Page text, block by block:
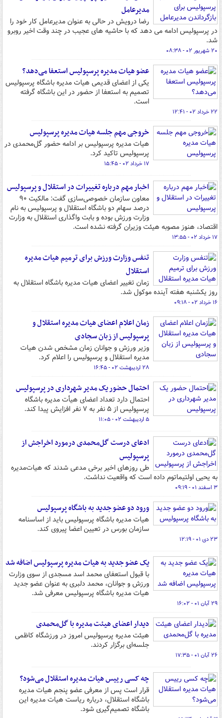
مدیرعامل
رضا درویش در حالی به عنوان مدیرعامل کار خود را
در پرسپولیس ادامه می دهد که با حاشیه های عجیب در چند وقت اخیر روبرو
شد.
۲۰ شهریور ۰۲ - ۰۸:۳۸
عضو هیات مدیره پرسپولیس استعفا می‌دهد؟
یکی از اعضای قدیمی هیات مدیره باشگاه پرسپولیس
تصمیم به استعفا از حضور در این باشگاه گرفته
است.
۲۲ خرداد ۰۲ - ۱۲:۴۱
خروجی مهم جلسه هیات مدیره پرسپولیس
هیات مدیره پرسپولیس بر ادامه حضور گل‌محمدی در
پرسپولیس تاکید کرد.
۱۷ خرداد ۰۲ - ۱۵:۴۵
اخبار مهم درباره تغییرات در استقلال و پرسپولیس
معاون سازمان خصوصی‌سازی گفت: مالکیت ۹۰
درصد سهام دو باشگاه استقلال و پرسپولیس به نام
وزارت ورزش بوده و بابت واگذاری استقلال به وزارت
اقتصاد، هنوز مصوبه هیئت وزیران گرفته نشده است.
۱۷ خرداد ۰۲ - ۱۳:۵۵
تنفس وزارت ورزش برای ترمیم هیات مدیره
استقلال
زمان تغییر اعضای هیات مدیره باشگاه استقلال به
روز یکشنبه هفته آینده موکول شد.
۱۶ خرداد ۰۲ - ۰۹:۱۸
زمان اعلام اعضای هیات مدیره استقلال و
پرسپولیس از زبان سجادی
وزیر ورزش و جوانان زمان مشخص شدن هیات
مدیره استقلال و پرسپولیس را اعلام کرد.
۲۸ اردیبهشت ۰۲ - ۱۶:۴۵
احتمال حضور یک مدیر شهرداری در پرسپولیس
احتمال دارد تعداد اعضای هیأت مدیره باشگاه
پرسپولیس از ۵ نفر به ۷ نفر افزایش پیدا کند.
۵ اردیبهشت ۰۲ - ۱۱:۰۵
ادعای درست گل‌محمدی درمورد اخراجش از
پرسپولیس
طی روزهای اخیر برخی مدعی شدند که هیات‌مدیره
به یحیی اولتیماتوم داده است که واقعیت نداشت.
۳ اسفند ۰۱ - ۰۹:۱۹
ورود دو عضو جدید به باشگاه پرسپولیس
هیات مدیره باشگاه پرسپولیس باید از اساسنامه
سازمان بورس در تعیین اعضا پیروی کند.
۲۳ دی ۰۱ - ۱۲:۱۹
یک عضو جدید به هیات مدیره پرسپولیس اضافه شد
با قبول استعفای محمد اسد مسجدی از سوی وزارت
ورزش و جوانان، محمد دلبری به عنوان عضو جدید
هیات مدیره باشگاه پرسپولیس معرفی شد.
۲۹ آبان ۰۱ - ۱۶:۰۲
دیدار اعضای هیئت مدیره با گل‌محمدی
هیئت مدیره پرسپولیس امروز در ورزشگاه کاظمی
جلسه‌ای برگزار کردند.
۲۶ آبان ۰۱ - ۱۷:۳۵
چه کسی رییس هیات مدیره استقلال می‌شود؟
قرار است پس از معرفی عضو پنجم هیات مدیره
باشگاه استقلال، درباره ریاست هیات مدیره این
باشگاه تصمیم‌گیری شود.